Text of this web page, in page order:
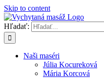
Skip to content
Hľadať:
Naši maséri
Júlia Kocureková
Mária Korcová